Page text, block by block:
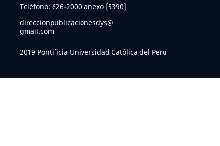
Teléfono: 626-2000 anexo [5390]
direccionpublicacionesdys@
gmail.com
2019 Pontificia Universidad Católica del Perú